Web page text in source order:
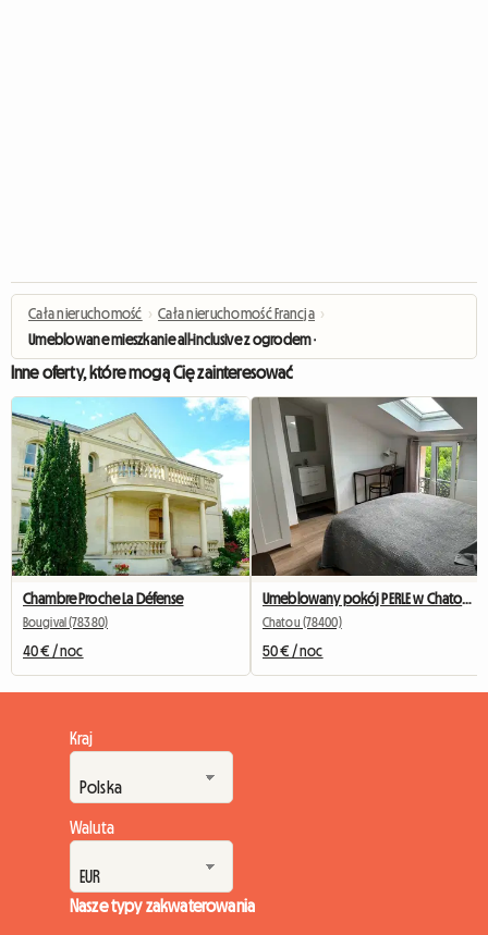
Cała nieruchomość › Cała nieruchomość Francja ›
Umeblowane mieszkanie all-inclusive z ogrodem - RER A
Inne oferty, które mogą Cię zainteresować
Chambre Proche La Défense
Bougival (78380)
40 € / noc
Umeblowany pokój PERLE w Chatou z prywatną łazienką
Chatou (78400)
50 € / noc
Kraj
Waluta
Nasze typy zakwaterowania